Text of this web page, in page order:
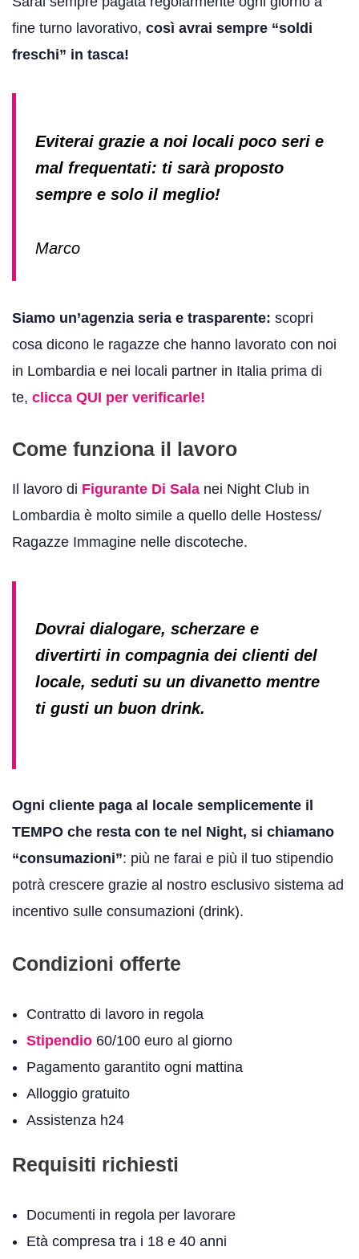
fine turno lavorativo, così avrai sempre “soldi
freschi” in tasca!
Eviterai grazie a noi locali poco seri e
mal frequentati: ti sarà proposto
sempre e solo il meglio!
Marco
Siamo un’agenzia seria e trasparente: scopri
cosa dicono le ragazze che hanno lavorato con noi
in Lombardia e nei locali partner in Italia prima di
te, clicca QUI per verificarle!
Come funziona il lavoro
Il lavoro di Figurante Di Sala nei Night Club in
Lombardia è molto simile a quello delle Hostess/
Ragazze Immagine nelle discoteche.
Dovrai dialogare, scherzare e
divertirti in compagnia dei clienti del
locale, seduti su un divanetto mentre
ti gusti un buon drink.
Ogni cliente paga al locale semplicemente il
TEMPO che resta con te nel Night, si chiamano
“consumazioni”: più ne farai e più il tuo stipendio
potrà crescere grazie al nostro esclusivo sistema ad
incentivo sulle consumazioni (drink).
Condizioni offerte
Contratto di lavoro in regola
Stipendio 60/100 euro al giorno
Pagamento garantito ogni mattina
Alloggio gratuito
Assistenza h24
Requisiti richiesti
Documenti in regola per lavorare
Età compresa tra i 18 e 40 anni